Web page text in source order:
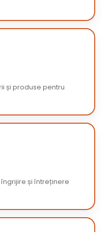
și produse pentru
și întreținere